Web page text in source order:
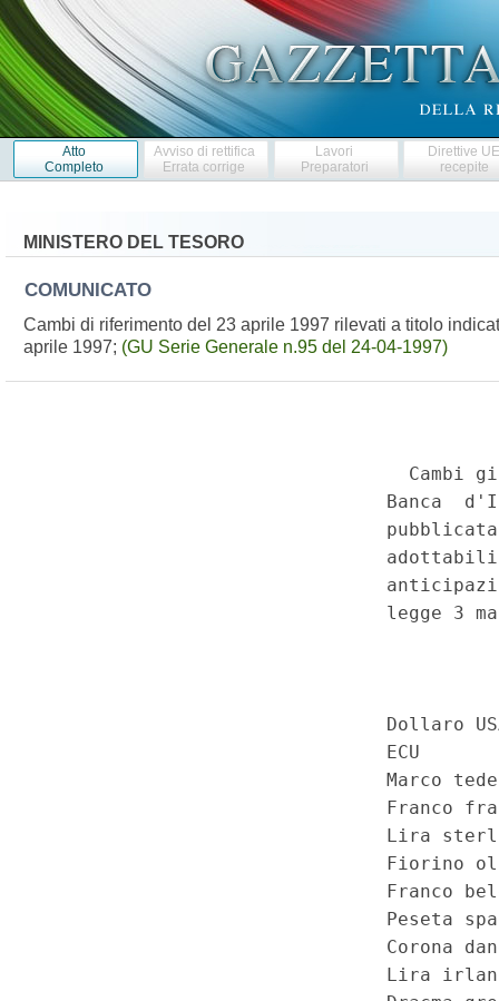
Atto
Completo
Avviso di rettifica
Errata corrige
Lavori
Preparatori
Direttive
recepite
MINISTERO DEL TESORO
COMUNICATO
Cambi di riferimento del 23 aprile 1997 rilevati a titolo
aprile 1997; (GU Serie Generale n.95 del 24-04-1997)